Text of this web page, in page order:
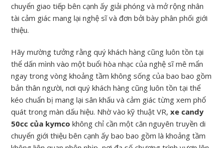
chuyển giao tiếp bên cạnh ấy giải phóng và mở rộng nhân
tài cảm giác mang lại nghệ sĩ và đơn bởi bày phân phối giới
thiệu.
Hãy mường tưởng rằng quý khách hàng cũng luôn tồn tại
thể dấn mình vào một buổi hòa nhạc của nghệ sĩ mê mẩn
ngay trong vòng khoảng tầm không sống của bao bao gồm
bản thân người, nơi quý khách hàng cũng luôn tồn tại thể
kéo chuẩn bị mang lại sân khấu và cảm giác từng xem phổ
quát trong màn dấu hiệu. Nhờ vào kỹ thuật VR,xe candy
50cc của kymco không chỉ cần một căn nguyên truyền di
chuyển giới thiệu bên cạnh ấy bao bao gồm là khoảng tầm